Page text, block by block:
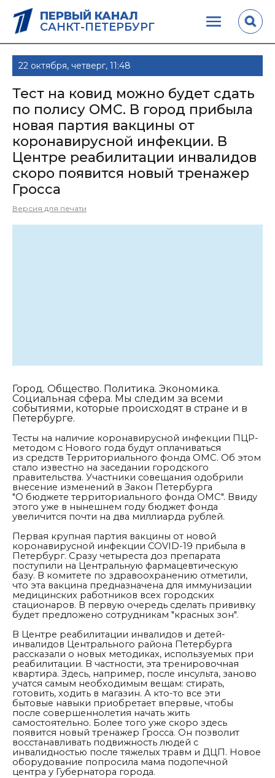
ПЕРВЫЙ КАНАЛ
САНКТ-ПЕТЕРБУРГ
22 октября, четверг, 11:48
Тест на ковид можно будет сдать
по полису ОМС. В город прибыла
новая партия вакцины от
коронавирусной инфекции. В
Центре реабилитации инвалидов
скоро появится новый тренажер
Гросса
Версия для печати
Город. Общество. Политика. Экономика.
Социальная сфера. Мы следим за всеми
событиями, которые происходят в стране и в
Петербурге.
Тесты на наличие коронавирусной инфекции ПЦР-
методом с Нового года будут оплачиваться
из средств Территориального фонда ОМС. Об этом
стало известно на заседании городского
правительства. Участники совещания одобрили
внесение изменений в Закон Петербурга
"О бюджете территориального фонда ОМС". Ввиду
этого уже в нынешнем году бюджет фонда
увеличится почти на два миллиарда рублей.
Первая крупная партия вакцины от новой
коронавирусной инфекции COVID-19 прибыла в
Петербург. Сразу четыреста доз препарата
поступили на Центральную фармацевтическую
базу. В комитете по здравоохранению отметили,
что эта вакцина предназначена для иммунизации
медицинских работников всех городских
стационаров. В первую очередь сделать прививку
будет предложено сотрудникам "красных зон".
В Центре реабилитации инвалидов и детей-
инвалидов Центрального района Петербурга
рассказали о новых методиках, используемых при
реабилитации. В частности, эта тренировочная
квартира. Здесь, например, после инсульта, заново
учатся самым необходимым вещам: стирать,
готовить, ходить в магазин. А кто-то все эти
бытовые навыки приобретает впервые, чтобы
после совершеннолетия начать жить
самостоятельно. Более того уже скоро здесь
появится новый тренажер Гросса. Он позволит
восстанавливать подвижность людей с
инвалидностью после тяжелых травм и ДЦП. Новое
оборудование попросила мама подопечной
центра у Губернатора города.